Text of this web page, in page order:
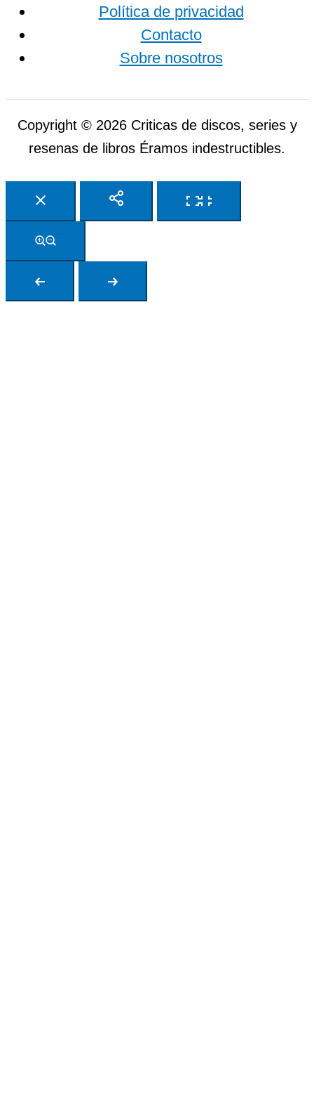
Política de privacidad
Contacto
Sobre nosotros
Copyright © 2026 Criticas de discos, series y
resenas de libros Éramos indestructibles.